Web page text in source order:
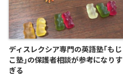
ディスレクシア専門の英語塾｢もじ
こ塾｣の保護者相談が参考になりす
ぎる